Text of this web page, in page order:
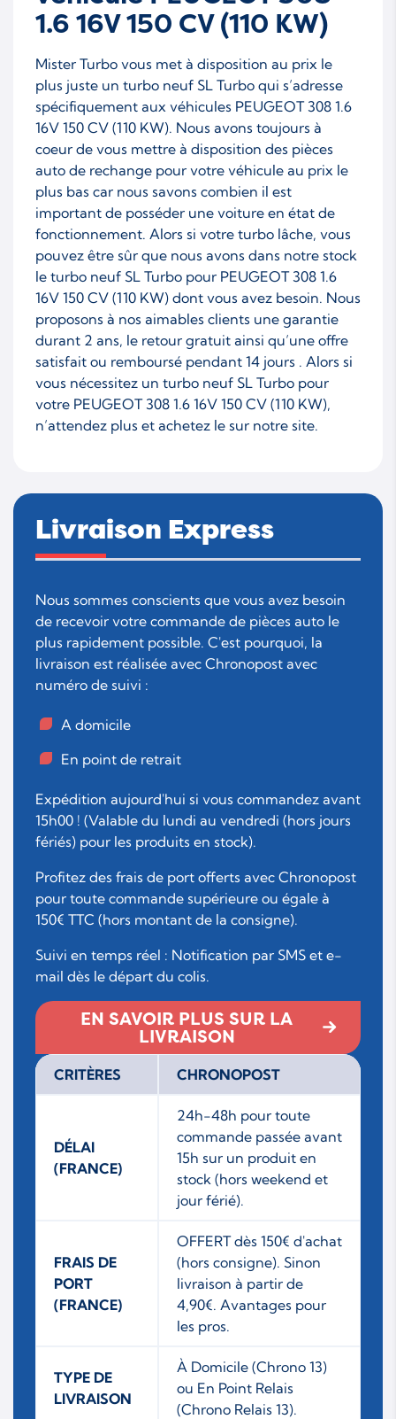
1.6 16V 150 CV (110 KW)
Mister Turbo vous met à disposition au prix le
plus juste un turbo neuf SL Turbo qui s’adresse
spécifiquement aux véhicules PEUGEOT 308 1.6
16V 150 CV (110 KW). Nous avons toujours à
coeur de vous mettre à disposition des pièces
auto de rechange pour votre véhicule au prix le
plus bas car nous savons combien il est
important de posséder une voiture en état de
fonctionnement. Alors si votre turbo lâche, vous
pouvez être sûr que nous avons dans notre stock
le turbo neuf SL Turbo pour PEUGEOT 308 1.6
16V 150 CV (110 KW) dont vous avez besoin. Nous
proposons à nos aimables clients une garantie
durant 2 ans, le retour gratuit ainsi qu’une offre
satisfait ou remboursé pendant 14 jours . Alors si
vous nécessitez un turbo neuf SL Turbo pour
votre PEUGEOT 308 1.6 16V 150 CV (110 KW),
n’attendez plus et achetez le sur notre site.
Livraison Express
Nous sommes conscients que vous avez besoin
de recevoir votre commande de pièces auto le
plus rapidement possible. C'est pourquoi, la
livraison est réalisée avec Chronopost avec
numéro de suivi :
A domicile
En point de retrait
Expédition aujourd'hui si vous commandez avant
15h00 ! (Valable du lundi au vendredi (hors jours
fériés) pour les produits en stock).
Profitez des frais de port offerts avec Chronopost
pour toute commande supérieure ou égale à
150€ TTC (hors montant de la consigne).
Suivi en temps réel : Notification par SMS et e-
mail dès le départ du colis.
EN SAVOIR PLUS SUR LA
LIVRAISON
CRITÈRES CHRONOPOST
DÉLAI
(FRANCE)
24h-48h pour toute
commande passée avant
15h sur un produit en
stock (hors weekend et
jour férié).
FRAIS DE
PORT
(FRANCE)
OFFERT dès 150€ d'achat
(hors consigne). Sinon
livraison à partir de
4,90€. Avantages pour
les pros.
TYPE DE
LIVRAISON
À Domicile (Chrono 13)
ou En Point Relais
(Chrono Relais 13).